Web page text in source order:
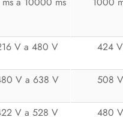
V a 480 V 424 V
V a 638 V 508 V
V a 528 V 480 V